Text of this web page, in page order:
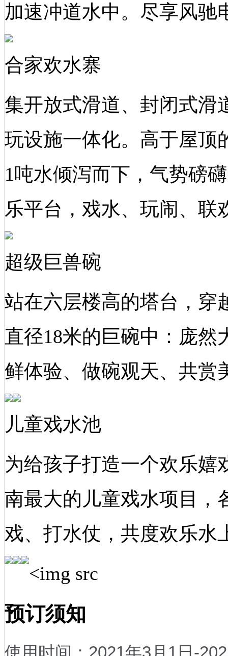
加速冲道水中。尽享风驰
合家欢水寨
集开放式滑道、封闭式滑
玩设施一体化。高于屋顶
1吨水倾泻而下，气势磅
乐平台，戏水、玩闹、联
超级巨兽碗
站在六层楼高的塔台，穿
直径18米的巨碗中：庞
鲜体验、做碗观天、共赏
儿童戏水池
为给孩子打造一个欢乐嬉
南最大的儿童戏水项目，
戏、打水仗，共度欢乐水
<img src
预订须知